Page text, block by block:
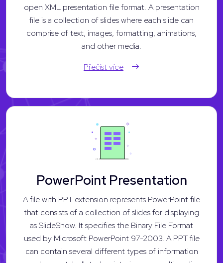
open XML presentation file format. A presentation
file is a collection of slides where each slide can
comprise of text, images, formatting, animations,
and other media.
Přečíst více
PowerPoint Presentation
A file with PPT extension represents PowerPoint file
that consists of a collection of slides for displaying
as SlideShow. It specifies the Binary File Format
used by Microsoft PowerPoint 97-2003. A PPT file
can contain several different types of information